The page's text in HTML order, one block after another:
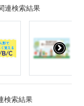
連検索結果
検索結果